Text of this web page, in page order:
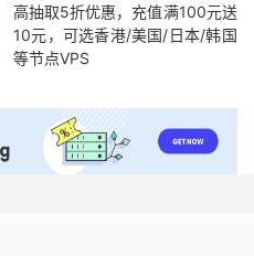
高抽取5折优惠，充值满100元送
10元，可选香港/美国/日本/韩国
等节点VPS